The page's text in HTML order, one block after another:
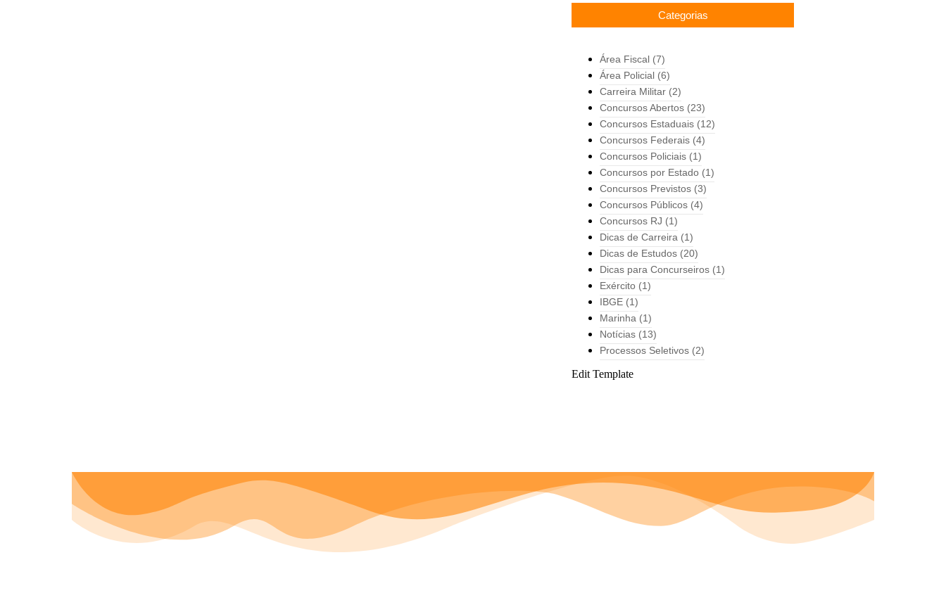
Categorias
Área Fiscal (7)
Área Policial (6)
Carreira Militar (2)
Concursos Abertos (23)
Concursos Estaduais (12)
Concursos Federais (4)
Concursos Policiais (1)
Concursos por Estado (1)
Concursos Previstos (3)
Concursos Públicos (4)
Concursos RJ (1)
Dicas de Carreira (1)
Dicas de Estudos (20)
Dicas para Concurseiros (1)
Exército (1)
IBGE (1)
Marinha (1)
Notícias (13)
Processos Seletivos (2)
Edit Template